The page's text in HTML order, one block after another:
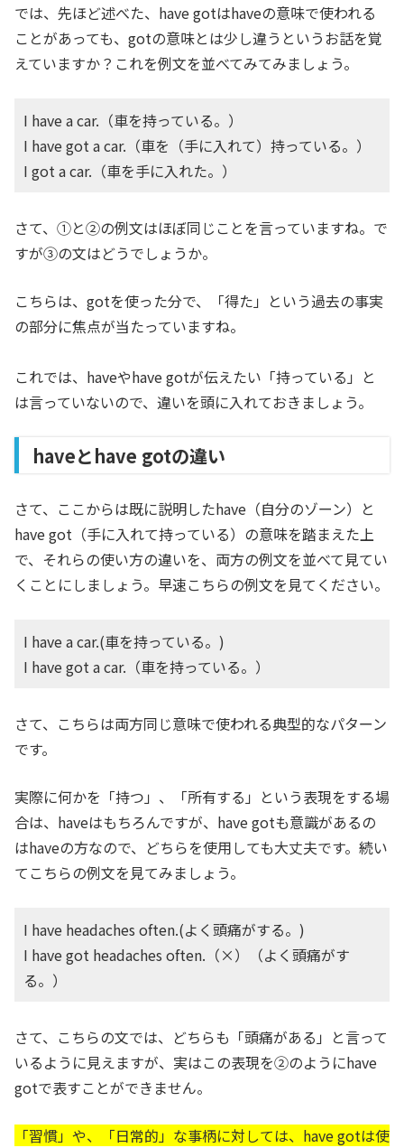
では、先ほど述べた、have gotはhaveの意味で使われる
ことがあっても、gotの意味とは少し違うというお話を覚
えていますか？これを例文を並べてみてみましょう。
I have a car.（車を持っている。）
I have got a car.（車を（手に入れて）持っている。）
I got a car.（車を手に入れた。）
さて、①と②の例文はほぼ同じことを言っていますね。で
すが③の文はどうでしょうか。
こちらは、gotを使った分で、「得た」という過去の事実
の部分に焦点が当たっていますね。
これでは、haveやhave gotが伝えたい「持っている」と
は言っていないので、違いを頭に入れておきましょう。
haveとhave gotの違い
さて、ここからは既に説明したhave（自分のゾーン）と
have got（手に入れて持っている）の意味を踏まえた上
で、それらの使い方の違いを、両方の例文を並べて見てい
くことにしましょう。早速こちらの例文を見てください。
I have a car.(車を持っている。)
I have got a car.（車を持っている。）
さて、こちらは両方同じ意味で使われる典型的なパターン
です。
実際に何かを「持つ」、「所有する」という表現をする場
合は、haveはもちろんですが、have gotも意識があるの
はhaveの方なので、どちらを使用しても大丈夫です。続い
てこちらの例文を見てみましょう。
I have headaches often.(よく頭痛がする。)
I have got headaches often.（×）（よく頭痛がす
る。）
さて、こちらの文では、どちらも「頭痛がある」と言って
いるように見えますが、実はこの表現を②のようにhave
gotで表すことができません。
「習慣」や、「日常的」な事柄に対しては、have gotは使